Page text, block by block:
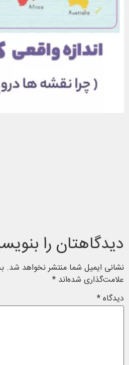
دیدگاهتان را
نشانی ایمیل شما منتشر نخواهد شد.
علامت‌گذاری شده‌اند *
دیدگاه*